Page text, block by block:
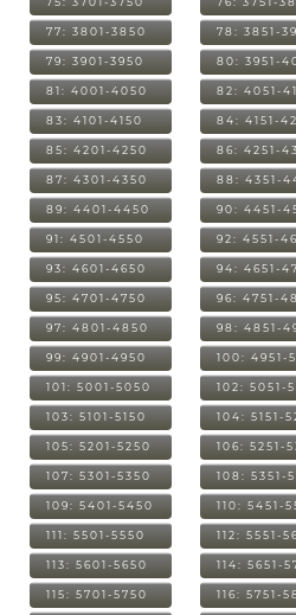
77: 3801-3850 78: 3851-
79: 3901-3950 80: 3951-
81: 4001-4050 82: 4051-
83: 4101-4150 84: 4151-
85: 4201-4250 86: 4251-
87: 4301-4350 88: 4351-
89: 4401-4450 90: 4451-
91: 4501-4550 92: 4551-
93: 4601-4650 94: 4651-
95: 4701-4750 96: 4751-
97: 4801-4850 98: 4851-
99: 4901-4950 100: 4951-
101: 5001-5050 102: 5051-
103: 5101-5150 104: 5151-
105: 5201-5250 106: 5251-
107: 5301-5350 108: 5351-
109: 5401-5450 110: 5451-
111: 5501-5550 112: 5551-
113: 5601-5650 114: 5651-
115: 5701-5750 116: 5751-